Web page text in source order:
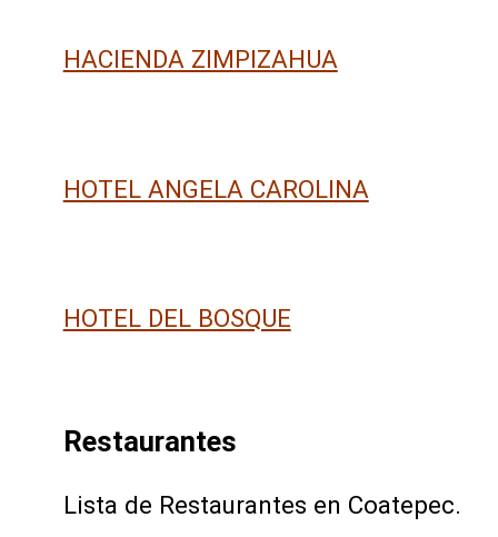
HACIENDA ZIMPIZAHUA
HOTEL ANGELA CAROLINA
HOTEL DEL BOSQUE
Restaurantes
Lista de Restaurantes en Coatepec.